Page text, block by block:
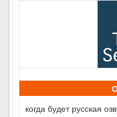
когда будет русская